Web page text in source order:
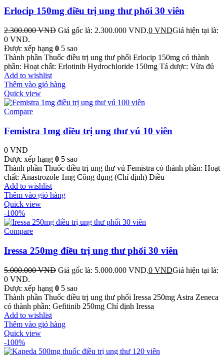
Erlocip 150mg điều trị ung thư phổi 30 viên
2.300.000VND Giá gốc là: 2.300.000 VND.0 VNDGiá hiện tại là:
0 VND.
Được xếp hạng 0 5 sao
Thành phần Thuốc điều trị ung thư phổi Erlocip 150mg có thành
phần: Hoạt chất: Erlotinib Hydrochloride 150mg Tá dược: Vừa đủ
Add to wishlist
Thêm vào giỏ hàng
Quick view
Compare
Femistra 1mg điều trị ung thư vú 10 viên
0 VND
Được xếp hạng 0 5 sao
Thành phần Thuốc điều trị ung thư vú Femistra có thành phần: Hoạt
chất: Anastrozole 1mg Công dụng (Chỉ định) Điều
Add to wishlist
Thêm vào giỏ hàng
Quick view
-100%
Compare
Iressa 250mg điều trị ung thư phổi 30 viên
5.000.000VND Giá gốc là: 5.000.000 VND.0 VNDGiá hiện tại là:
0 VND.
Được xếp hạng 0 5 sao
Thành phần Thuốc điều trị ung thư phổi Iressa 250mg Astra Zeneca
có thành phần: Gefitinib 250mg Chỉ định Iressa
Add to wishlist
Thêm vào giỏ hàng
Quick view
-100%